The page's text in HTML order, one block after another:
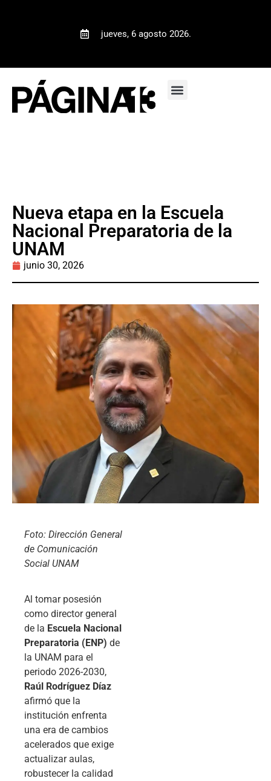
jueves, 6 agosto 2026.
Nueva etapa en la Escuela
Nacional Preparatoria de la
UNAM
junio 30, 2026
Foto: Dirección General
de Comunicación
Social UNAM
Al tomar posesión
como director general
de la Escuela Nacional
Preparatoria (ENP) de
la UNAM para el
periodo 2026-2030,
Raúl Rodríguez Díaz
afirmó que la
institución enfrenta
una era de cambios
acelerados que exige
actualizar aulas,
robustecer la calidad